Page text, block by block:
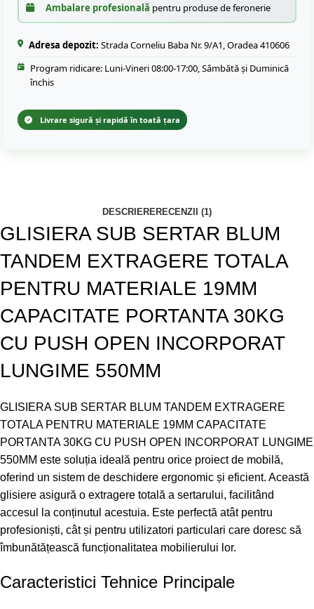
Ambalare profesională pentru produse de feronerie
Adresa depozit: Strada Corneliu Baba Nr. 9/A1, Oradea 410606
Program ridicare: Luni-Vineri 08:00-17:00, Sâmbătă și Duminică
închis
Livrare sigură și rapidă în toată țara
DESCRIERERECENZII (1)
GLISIERA SUB SERTAR BLUM
TANDEM EXTRAGERE TOTALA
PENTRU MATERIALE 19MM
CAPACITATE PORTANTA 30KG
CU PUSH OPEN INCORPORAT
LUNGIME 550MM
GLISIERA SUB SERTAR BLUM TANDEM EXTRAGERE
TOTALA PENTRU MATERIALE 19MM CAPACITATE
PORTANTA 30KG CU PUSH OPEN INCORPORAT LUNGIME
550MM este soluția ideală pentru orice proiect de mobilă,
oferind un sistem de deschidere ergonomic și eficient. Această
glisiere asigură o extragere totală a sertarului, facilitând
accesul la conținutul acestuia. Este perfectă atât pentru
profesioniști, cât și pentru utilizatori particulari care doresc să
îmbunătățească funcționalitatea mobilierului lor.
Caracteristici Tehnice Principale